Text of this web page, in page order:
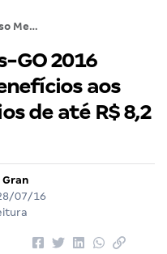
Concurso Metrobus-GO 2016 oferece diversos benefícios aos empregados! Salários de até R$ 8,2 mil!
GO 2016
aos
de até R$ 8,2
Gran
07/16